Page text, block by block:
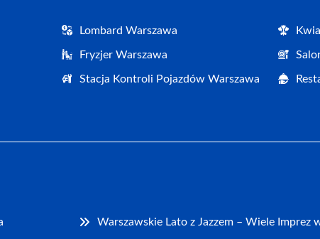
Lombard Warszawa
Fryzjer Warszawa
Stacja Kontroli Pojazdów Warszawa
Warszawskie Lato z Jazzem – Wiele Imprez